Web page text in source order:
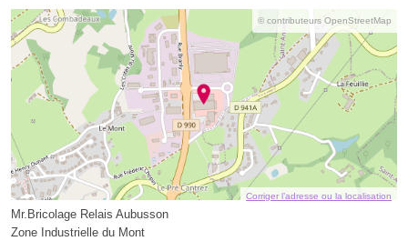
© contributeurs OpenStreetMap
Corriger l’adresse ou la localisation
Mr.Bricolage Relais Aubusson
Zone Industrielle du Mont